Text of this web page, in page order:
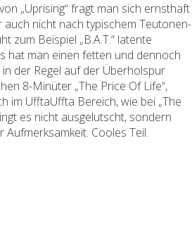
„Uprising“ fragt man sich ernsthaft
nicht nach typischem Teutonen-
zum Beispiel „B.A.T.“ latente
hat man einen fetten und dennoch
der Regel auf der Überholspur
8-Minüter „The Price Of Life“,
im UfftaUffta Bereich, wie bei „The
es nicht ausgelutscht, sondern
Cooles Teil.